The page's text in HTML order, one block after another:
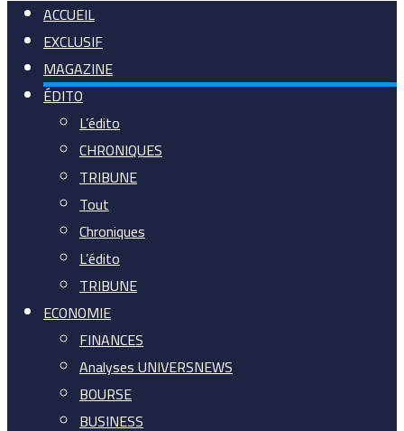
ACCUEIL
EXCLUSIF
MAGAZINE
ÉDITO
L’édito
CHRONIQUES
TRIBUNE
Tout
Chroniques
L’édito
TRIBUNE
ECONOMIE
FINANCES
Analyses UNIVERSNEWS
BOURSE
BUSINESS